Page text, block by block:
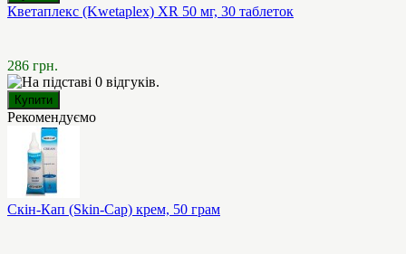
Кветаплекс (Kwetaplex) XR 50 мг, 30 таблеток
286 грн.
Рекомендуємо
Скін-Кап (Skin-Cap) крем, 50 грам